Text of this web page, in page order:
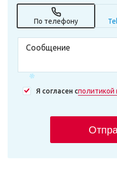
По телефону
Я согласен сполитикой